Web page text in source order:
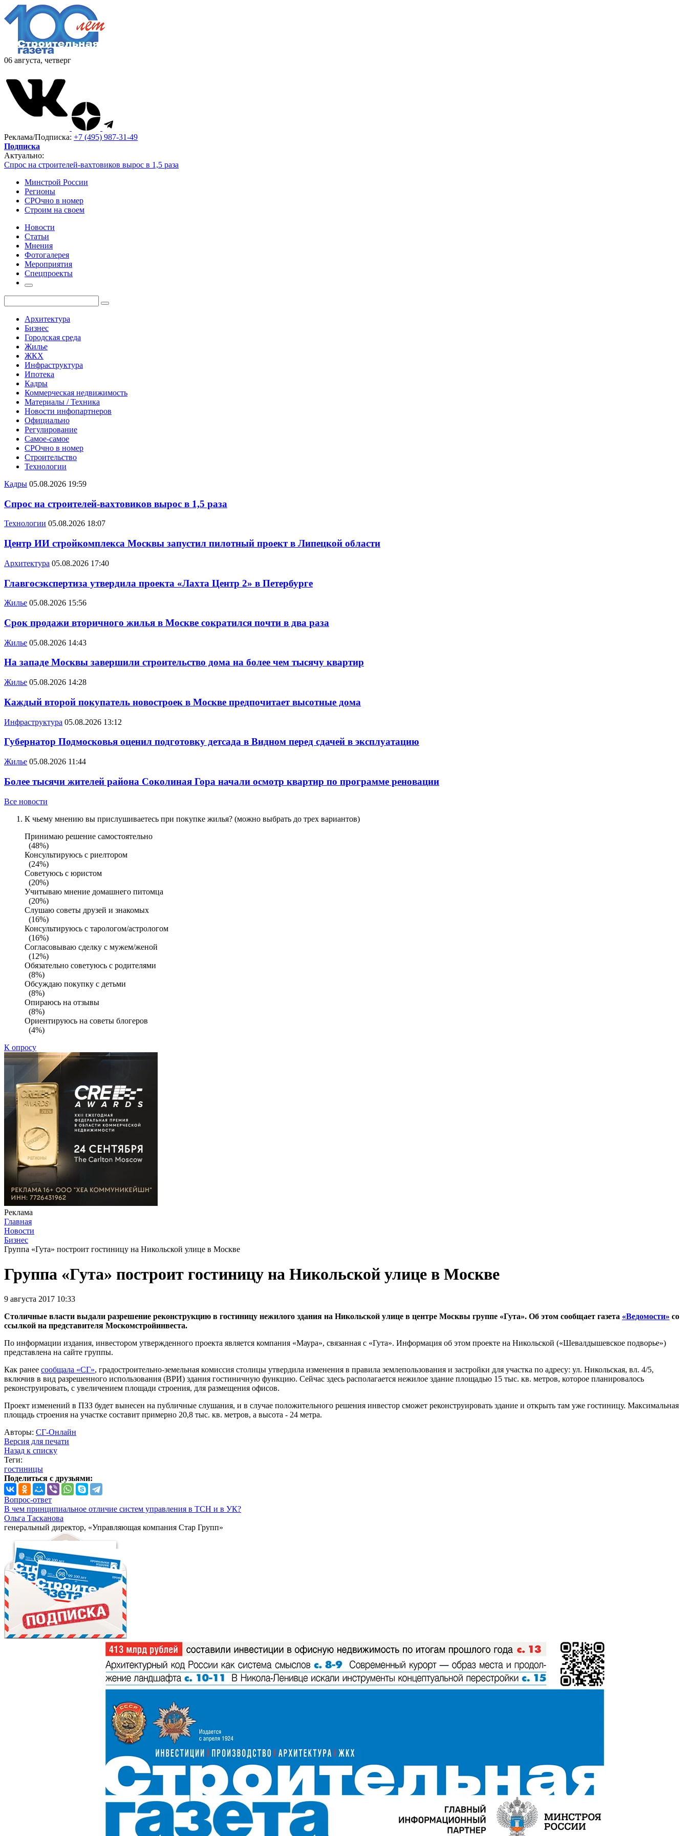
06 августа, четверг
Реклама/Подписка: +7 (495) 987-31-49
Подписка
Актуально:
Спрос на строителей-вахтовиков вырос в 1,5 раза
Минстрой России
Регионы
СРОчно в номер
Строим на своем
Новости
Статьи
Мнения
Фотогалерея
Мероприятия
Спецпроекты
Архитектура
Бизнес
Городская среда
Жилье
ЖКХ
Инфраструктура
Ипотека
Кадры
Коммерческая недвижимость
Материалы / Техника
Новости инфопартнеров
Официально
Регулирование
Самое-самое
СРОчно в номер
Строительство
Технологии
Кадры 05.08.2026 19:59
Спрос на строителей-вахтовиков вырос в 1,5 раза
Технологии 05.08.2026 18:07
Центр ИИ стройкомплекса Москвы запустил пилотный проект в Липецкой области
Архитектура 05.08.2026 17:40
Главгосэкспертиза утвердила проекта «Лахта Центр 2» в Петербурге
Жилье 05.08.2026 15:56
Срок продажи вторичного жилья в Москве сократился почти в два раза
Жилье 05.08.2026 14:43
На западе Москвы завершили строительство дома на более чем тысячу квартир
Жилье 05.08.2026 14:28
Каждый второй покупатель новостроек в Москве предпочитает высотные дома
Инфраструктура 05.08.2026 13:12
Губернатор Подмосковья оценил подготовку детсада в Видном перед сдачей в эксплуатацию
Жилье 05.08.2026 11:44
Более тысячи жителей района Соколиная Гора начали осмотр квартир по программе реновации
Все новости
К чьему мнению вы прислушиваетесь при покупке жилья? (можно выбрать до трех вариантов)
Принимаю решение самостоятельно
(48%)
Консультируюсь с риелтором
(24%)
Советуюсь с юристом
(20%)
Учитываю мнение домашнего питомца
(20%)
Слушаю советы друзей и знакомых
(16%)
Консультируюсь с тарологом/астрологом
(16%)
Согласовываю сделку с мужем/женой
(12%)
Обязательно советуюсь с родителями
(8%)
Обсуждаю покупку с детьми
(8%)
Опираюсь на отзывы
(8%)
Ориентируюсь на советы блогеров
(4%)
К опросу
Реклама
Главная
Новости
Бизнес
Группа «Гута» построит гостиницу на Никольской улице в Москве
Группа «Гута» построит гостиницу на Никольской улице в Москве
9 августа 2017 10:33
Столичные власти выдали разрешение реконструкцию в гостиницу нежилого здания на Никольской улице в центре Москвы группе «Гута». Об этом сообщает газета «Ведомости» со
ссылкой на представителя Москомстройинвеста.
По информации издания, инвестором утвержденного проекта является компания «Маура», связанная с «Гута». Информация об этом проекте на Никольской («Шевалдышевское подворье»)
представлена на сайте группы.
Как ранее сообщала «СГ», градостроительно-земельная комиссия столицы утвердила изменения в правила землепользования и застройки для участка по адресу: ул. Никольская, вл. 4/5,
включив в вид разрешенного использования (ВРИ) здания гостиничную функцию. Сейчас здесь располагается нежилое здание площадью 15 тыс. кв. метров, которое планировалось
реконструировать, с увеличением площади строения, для размещения офисов.
Проект изменений в ПЗЗ будет вынесен на публичные слушания, и в случае положительного решения инвестор сможет реконструировать здание и открыть там уже гостиницу. Максимальная
площадь строения на участке составит примерно 20,8 тыс. кв. метров, а высота - 24 метра.
Авторы: СГ-Онлайн
Версия для печати
Назад к списку
Теги:
гостиницы
Поделиться с друзьями:
Вопрос-ответ
В чем принципиальное отличие систем управления в ТСН и в УК?
Ольга Тасканова
генеральный директор, «Управляющая компания Стар Групп»